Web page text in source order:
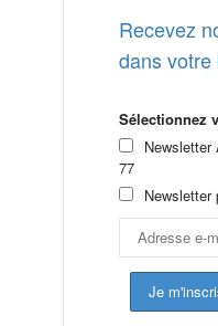
Recevez
dans
Sélectionnez
Newsletter
77
Newsletter